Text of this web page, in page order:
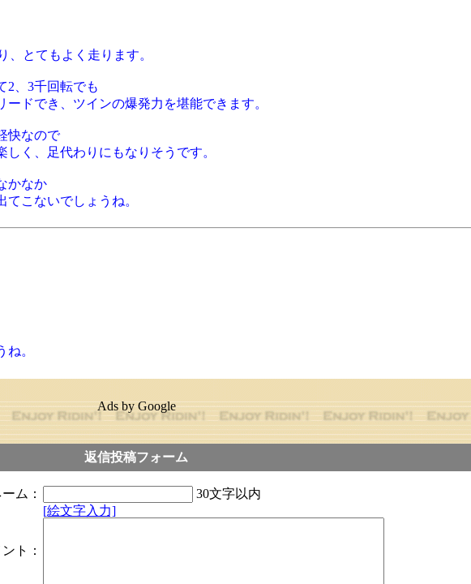
、とてもよく走ります。
2、3千回転でも
ードでき、ツインの爆発力を堪能できます。
快なので
く、足代わりにもなりそうです。
かなか
てこないでしょうね。
。
Ads by Google
返信投稿フォーム
ム： 30文字以内
ト：
[絵文字入力]